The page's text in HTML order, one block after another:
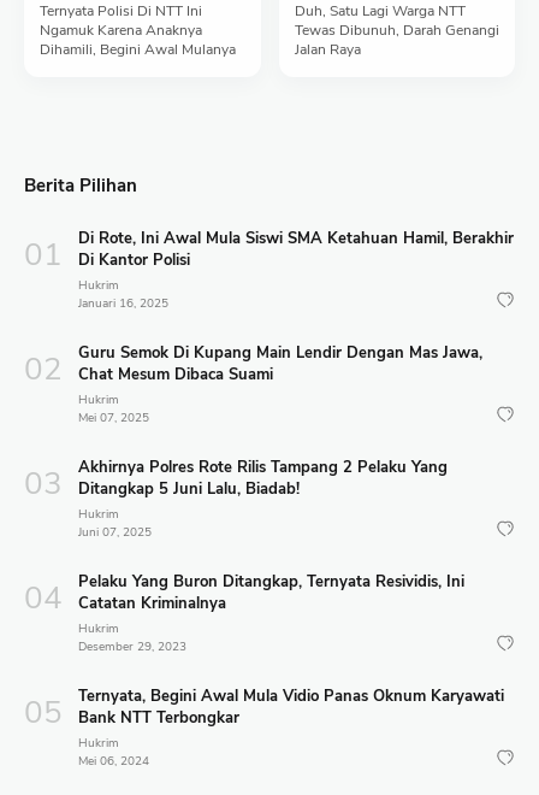
Ternyata Polisi Di NTT Ini
Ngamuk Karena Anaknya
Dihamili, Begini Awal Mulanya
Duh, Satu Lagi Warga NTT
Tewas Dibunuh, Darah Genangi
Jalan Raya
Berita Pilihan
Di Rote, Ini Awal Mula Siswi SMA Ketahuan Hamil, Berakhir
Di Kantor Polisi
Hukrim
Januari 16, 2025
Guru Semok Di Kupang Main Lendir Dengan Mas Jawa,
Chat Mesum Dibaca Suami
Hukrim
Mei 07, 2025
Akhirnya Polres Rote Rilis Tampang 2 Pelaku Yang
Ditangkap 5 Juni Lalu, Biadab!
Hukrim
Juni 07, 2025
Pelaku Yang Buron Ditangkap, Ternyata Resividis, Ini
Catatan Kriminalnya
Hukrim
Desember 29, 2023
Ternyata, Begini Awal Mula Vidio Panas Oknum Karyawati
Bank NTT Terbongkar
Hukrim
Mei 06, 2024